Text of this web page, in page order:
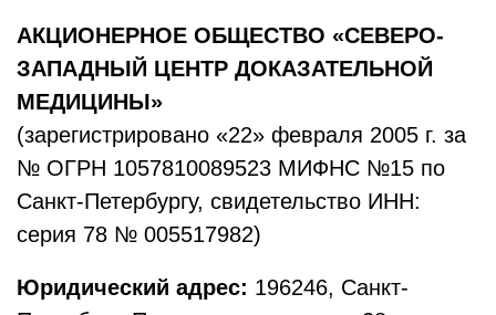
АКЦИОНЕРНОЕ ОБЩЕСТВО «СЕВЕРО-
ЗАПАДНЫЙ ЦЕНТР ДОКАЗАТЕЛЬНОЙ
МЕДИЦИНЫ»
(зарегистрировано «22» февраля 2005 г. за
№ ОГРН 1057810089523 МИФНС №15 по
Санкт-Петербургу, свидетельство ИНН:
серия 78 № 005517982)
Юридический адрес: 196246, Санкт-